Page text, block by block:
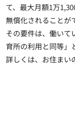
て、最大月額1万
無償化されることが
その要件は、働いて
育所の利用と同等」
詳しくは、お住まい